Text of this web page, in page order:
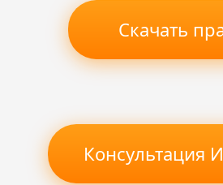
Скачать
Консультация